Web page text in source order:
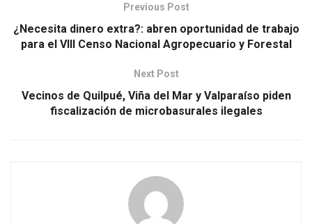
Previous Post
¿Necesita dinero extra?: abren oportunidad de trabajo
para el VIII Censo Nacional Agropecuario y Forestal
Next Post
Vecinos de Quilpué, Viña del Mar y Valparaíso piden
fiscalización de microbasurales ilegales